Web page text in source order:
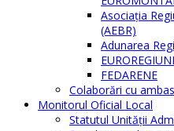
Asociația
(AEBR)
Adunarea
FEDARENE
Colaborări cu
Monitorul Oficial Local
Statutul Unităţii